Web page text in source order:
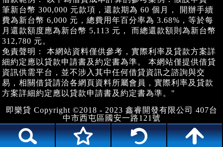
筆新台幣 300,000 元款項，還款期為 60 個月， 開辦手續
費為新台幣 6,000 元，總費用年百分率為 3.68%，等於每
月還款額度應為新台幣 5,113 元， 而總還款額則為新台幣
312,780 元。
免責聲明： 本網站資料僅供參考，實際利率及貸款方案詳
細約定應以貸款申請書及約定書為準。 本網站僅提供借貸
資訊供需平台，並不涉入其中任何借貸資訊之諮詢與交
易，相關借貸請洽各網頁資料所屬會員，實際利率及貸款
方案詳細約定應以貸款申請書及約定書為準。"
即樂貸 Copyright ©2018 - 2023 鑫睿開發有限公司 407台
中市西屯區國安一路121號